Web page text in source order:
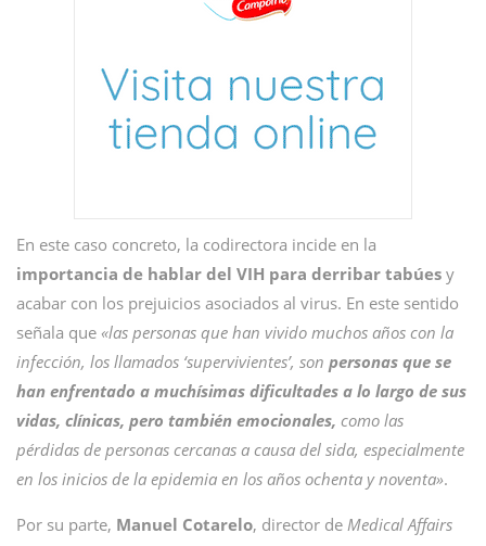
En este caso concreto, la codirectora incide en la
importancia de hablar del VIH para derribar tabúes y
acabar con los prejuicios asociados al virus. En este sentido
señala que «las personas que han vivido muchos años con la
infección, los llamados ‘supervivientes’, son personas que se
han enfrentado a muchísimas dificultades a lo largo de sus
vidas, clínicas, pero también emocionales, como las
pérdidas de personas cercanas a causa del sida, especialmente
en los inicios de la epidemia en los años ochenta y noventa».
Por su parte, Manuel Cotarelo, director de Medical Affairs